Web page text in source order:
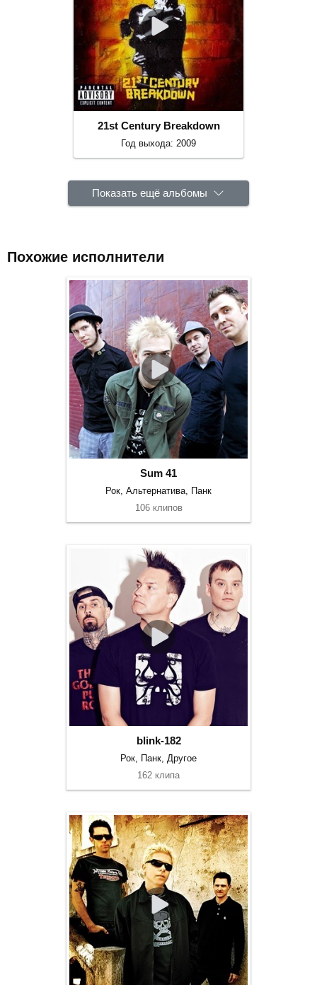
21st Century Breakdown
Год выхода: 2009
Показать ещё альбомы
Похожие исполнители
Sum 41
Рок, Альтернатива, Панк
106 клипов
blink-182
Рок, Панк, Другое
162 клипа